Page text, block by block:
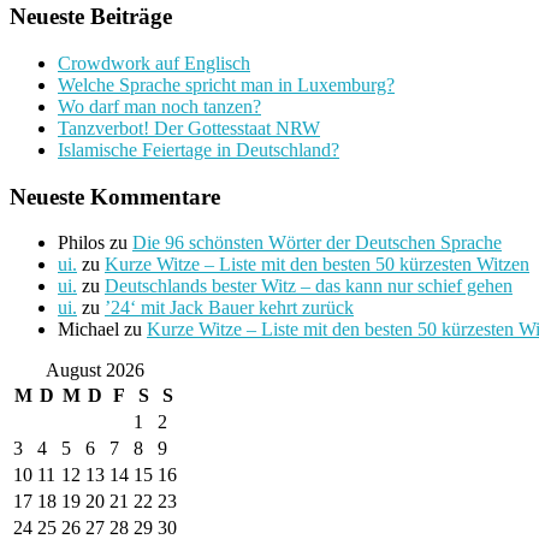
Neueste Beiträge
Crowdwork auf Englisch
Welche Sprache spricht man in Luxemburg?
Wo darf man noch tanzen?
Tanzverbot! Der Gottesstaat NRW
Islamische Feiertage in Deutschland?
Neueste Kommentare
Philos zu Die 96 schönsten Wörter der Deutschen Sprache
ui. zu Kurze Witze – Liste mit den besten 50 kürzesten Witzen
ui. zu Deutschlands bester Witz – das kann nur schief gehen
ui. zu ’24‘ mit Jack Bauer kehrt zurück
Michael zu Kurze Witze – Liste mit den besten 50 kürzesten
August 2026
M D M D F S
S
1
2
3
4 5 6 7 8
9
10 11 12 13 14 15 16
17 18 19 20 21 22 23
24 25 26 27 28 29 30